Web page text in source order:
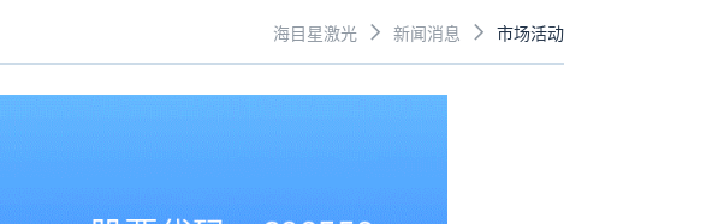
海目星激光  新闻消息  市场活动